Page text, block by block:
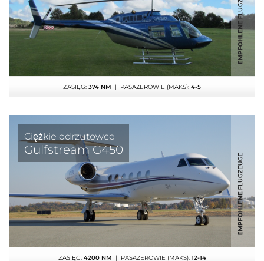
ZASIĘG: 374 NM | PASAŻEROWIE (MAKS): 4-5
Ciężkie odrzutowce
Gulfstream G450
ZASIĘG: 4200 NM | PASAŻEROWIE (MAKS): 12-14